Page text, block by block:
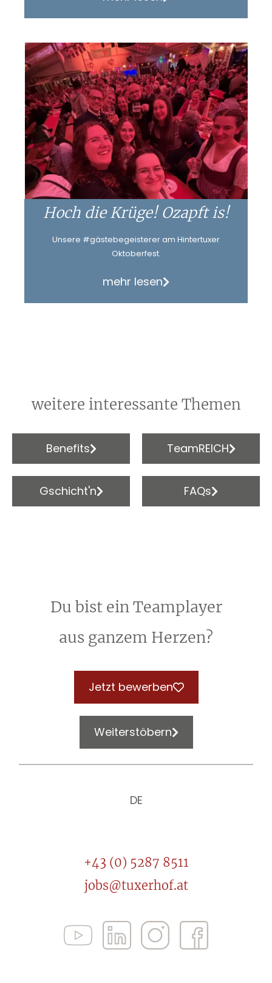
Hoch die Krüge! Ozapft is!
Unsere #gästebegeisterer am Hintertuxer
Oktoberfest.
mehr lesen
weitere interessante Themen
Benefits TeamREICH
Gschicht'n FAQs
Du bist ein Teamplayer
aus ganzem Herzen?
Jetzt bewerben
Weiterstöbern
DE
+43 (0) 5287 8511
jobs@tuxerhof.at